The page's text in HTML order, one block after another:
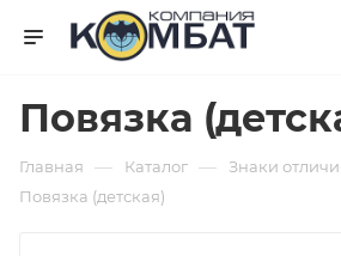
Повязка
Главная — Каталог — Знаки
Повязка (детская)